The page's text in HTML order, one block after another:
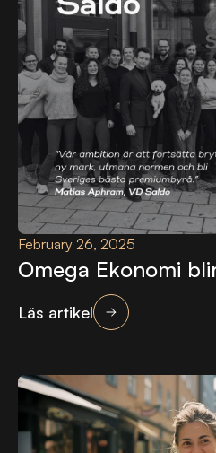
February 26, 2025
Omega Ekonomi
Läs artikel